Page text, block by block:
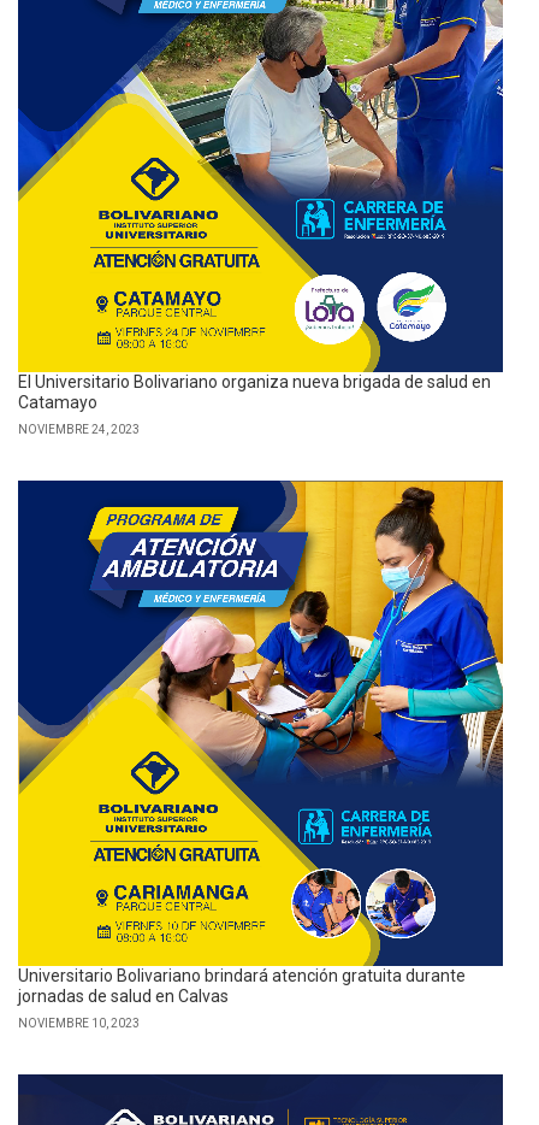
El Universitario Bolivariano organiza nueva brigada de salud en
Catamayo
NOVIEMBRE 24, 2023
Universitario Bolivariano brindará atención gratuita durante
jornadas de salud en Calvas
NOVIEMBRE 10, 2023